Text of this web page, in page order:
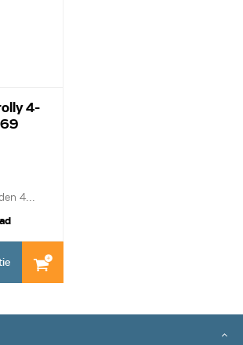
4-
4...